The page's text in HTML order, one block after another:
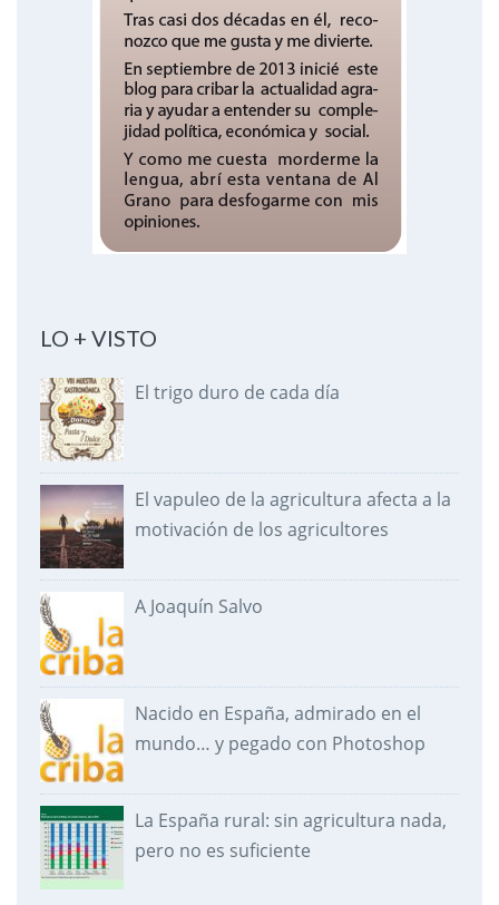
LO + VISTO
El trigo duro de cada día
El vapuleo de la agricultura afecta a la
motivación de los agricultores
A Joaquín Salvo
Nacido en España, admirado en el
mundo… y pegado con Photoshop
La España rural: sin agricultura nada,
pero no es suficiente